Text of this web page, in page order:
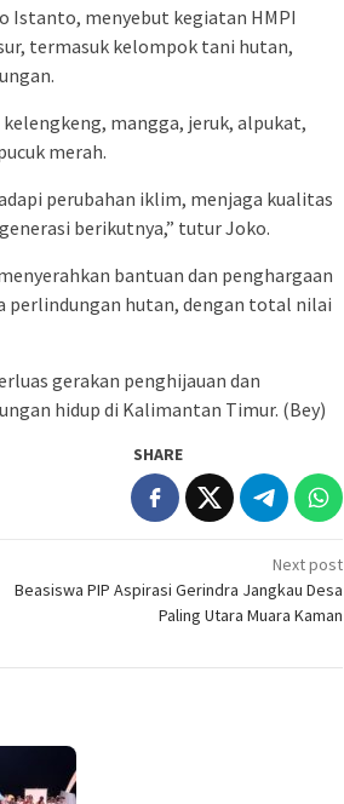
Istanto, menyebut kegiatan HMPI
termasuk kelompok tani hutan,
mangga, jeruk, alpukat,
merah.
perubahan iklim, menjaga kualitas
berikutnya,” tutur Joko.
bantuan dan penghargaan
perlindungan hutan, dengan total nilai
gerakan penghijauan dan
hidup di Kalimantan Timur. (Bey)
SHARE
Next post
Beasiswa PIP Aspirasi Gerindra Jangkau Desa
Paling Utara Muara Kaman